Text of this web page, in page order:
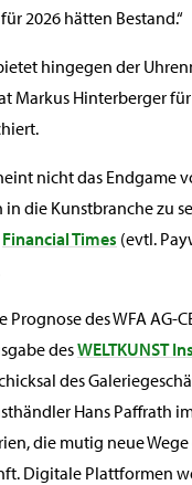
2026 hätten Bestand.“
hingegen der
Markus Hinterberger
nicht das Endgame
die Kunstbranche zu
Financial Times (evtl.
Prognose des WFA AG-
desWELTKUNST
des
Hans Paffrath
die mutig neue
Digitale Plattformen